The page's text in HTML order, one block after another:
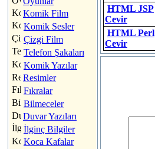
Komik Film
Komik Sesler
Çizgi Film
Telefon Şakaları
Komik Yazılar
Resimler
Fıkralar
Bilmeceler
Duvar Yazıları
İlginç Bilgiler
Koca Kafalar
HTML JSP
Cevir
HTML Perl
Cevir